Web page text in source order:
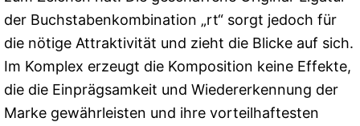
der Buchstabenkombination „rt“ sorgt jedoch für
die nötige Attraktivität und zieht die Blicke auf sich.
Im Komplex erzeugt die Komposition keine Effekte,
die die Einprägsamkeit und Wiedererkennung der
Marke gewährleisten und ihre vorteilhaftesten